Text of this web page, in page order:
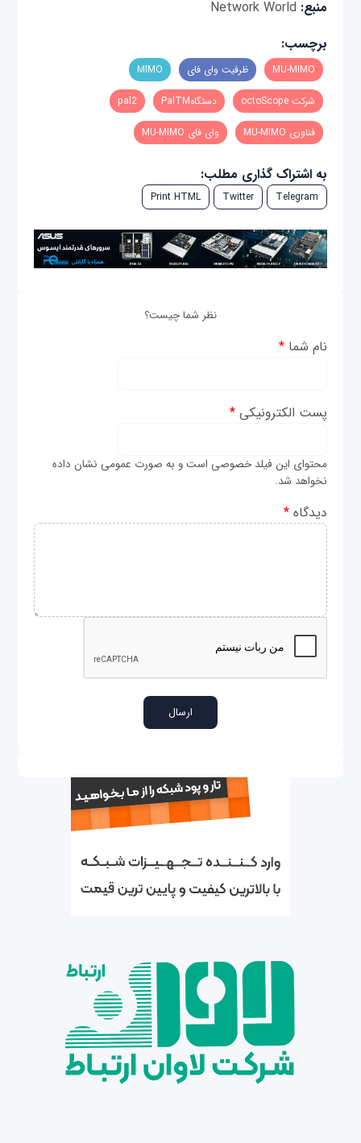
منبع: Network World
برچسب:
MU-MIMO ظرفیت وای فای MIMO
شرکت octoScope دستگاهPalTM pal2
فناوری MU-MIMO وای فای MU-MIMO
به اشتراک گذاری مطلب:
Telegram
Twitter
Print HTML
نظر شما چیست؟
نام شما*
پست الکترونیکی*
محتوای این فیلد خصوصی است و به صورت عمومی نشان داده
نخواهد شد.
دیدگاه*